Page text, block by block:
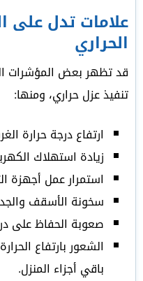
علامات تدل على
الحراري
قد تظهر بعض المؤشرات
تنفيذ عزل حراري، ومنها:
ارتفاع درجة حرارة
زيادة استهلاك
استمرار عمل أجهزة
سخونة الأسقف
صعوبة الحفاظ على
الشعور بارتفاع
باقي أجزاء المنزل.